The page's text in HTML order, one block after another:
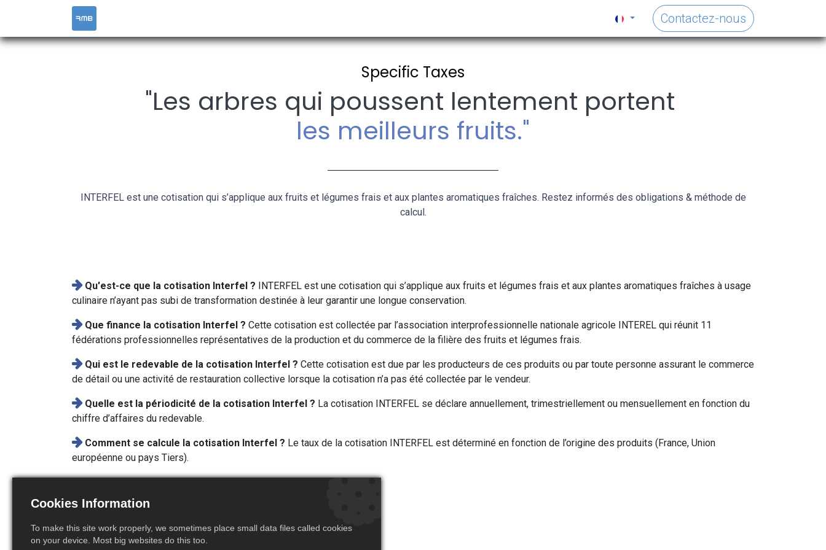
Contactez-nous
Specific Taxes
"Les arbres qui poussent lentement portent
les meilleurs fruits."
INTERFEL est une cotisation qui s’applique aux fruits et légumes frais et aux plantes aromatiques fraîches. Restez informés des obligations & méthode de
calcul.
Qu'est-ce que la cotisation Interfel ? INTERFEL est une cotisation qui s’applique aux fruits et légumes frais et aux plantes aromatiques fraîches à usage
culinaire n’ayant pas subi de transformation destinée à leur garantir une longue conservation.
Que finance la cotisation Interfel ? Cette cotisation est collectée par l’association interprofessionnelle nationale agricole INTEREL qui réunit 11
fédérations professionnelles représentatives de la production et du commerce de la filière des fruits et légumes frais.
Qui est le redevable de la cotisation Interfel ? Cette cotisation est due par les producteurs de ces produits ou par toute personne assurant le commerce
de détail ou une activité de restauration collective lorsque la cotisation n’a pas été collectée par le vendeur.
Quelle est la périodicité de la cotisation Interfel ? La cotisation INTERFEL se déclare annuellement, trimestriellement ou mensuellement en fonction du
chiffre d’affaires du redevable.
Comment se calcule la cotisation Interfel ? Le taux de la cotisation INTERFEL est déterminé en fonction de l’origine des produits (France, Union
européenne ou pays Tiers).
Ce que RMB peut faire pour vous
en matière de cotisation Interfel
Cookies Information
To make this site work properly, we sometimes place small data files called cookies
on your device. Most big websites do this too.